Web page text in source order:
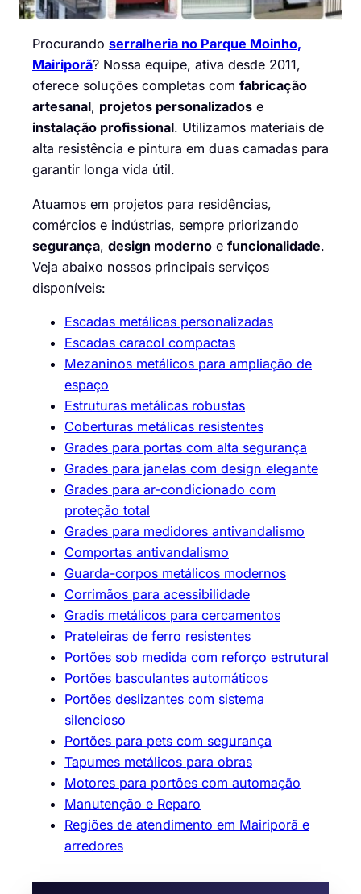
Procurando serralheria no Parque Moinho,
Mairiporã? Nossa equipe, ativa desde 2011,
oferece soluções completas com fabricação
artesanal, projetos personalizados e
instalação profissional. Utilizamos materiais de
alta resistência e pintura em duas camadas para
garantir longa vida útil.
Atuamos em projetos para residências,
comércios e indústrias, sempre priorizando
segurança, design moderno e funcionalidade.
Veja abaixo nossos principais serviços
disponíveis:
Escadas metálicas personalizadas
Escadas caracol compactas
Mezaninos metálicos para ampliação de
espaço
Estruturas metálicas robustas
Coberturas metálicas resistentes
Grades para portas com alta segurança
Grades para janelas com design elegante
Grades para ar-condicionado com
proteção total
Grades para medidores antivandalismo
Comportas antivandalismo
Guarda-corpos metálicos modernos
Corrimãos para acessibilidade
Gradis metálicos para cercamentos
Prateleiras de ferro resistentes
Portões sob medida com reforço estrutural
Portões basculantes automáticos
Portões deslizantes com sistema
silencioso
Portões para pets com segurança
Tapumes metálicos para obras
Motores para portões com automação
Manutenção e Reparo
Regiões de atendimento em Mairiporã e
arredores